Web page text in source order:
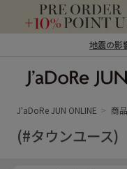
地震の影
ン オンライン）
J'aDoRe JUN ONLINE 商
(#タウンユース)